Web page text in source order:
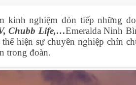
kinh nghiệm đón tiếp những
Chubb Life,…Emeralda Ninh
hiện sự chuyên nghiệp chỉn
trong đoàn.